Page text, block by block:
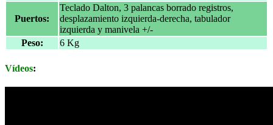
Puertos:
Teclado Dalton, 3 palancas borrado registros,
desplazamiento izquierda-derecha, tabulador
izquierda y manivela +/-
Peso:
6 Kg
Vídeos: